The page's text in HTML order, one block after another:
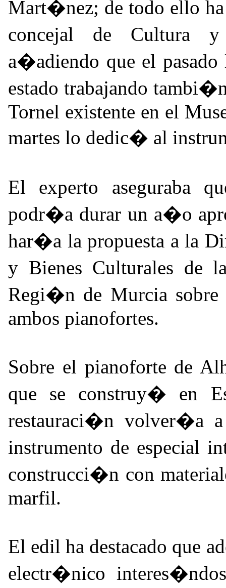
Mart�nez; de todo ello ha
concejal de Cultura y
a�adiendo que el
estado trabajando
Tornel existente en el
martes lo dedic� al
El experto aseguraba
podr�a durar un a�o
har�a la propuesta a la
y Bienes Culturales de
Regi�n de Murcia sobre
ambos pianofortes.
Sobre el pianoforte de
que se construy� en
restauraci�n volver�a
instrumento de especial
construcci�n con
marfil.
El edil ha destacado que
electr�nico